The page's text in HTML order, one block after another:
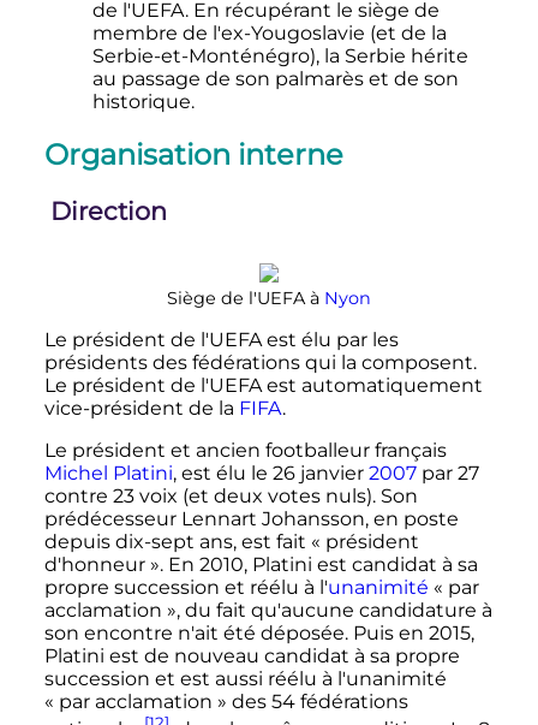
de l'UEFA. En récupérant le siège de
membre de l'ex-Yougoslavie (et de la
Serbie-et-Monténégro), la Serbie hérite
au passage de son palmarès et de son
historique.
Organisation interne
Direction
Siège de l'UEFA à Nyon
Le président de l'UEFA est élu par les
présidents des fédérations qui la composent.
Le président de l'UEFA est automatiquement
vice-président de la FIFA.
Le président et ancien footballeur français
Michel Platini, est élu le 26 janvier 2007par 27
contre 23 voix (et deux votes nuls). Son
prédécesseur Lennart Johansson, en poste
depuis dix-sept ans, est fait « président
d'honneur ». En 2010, Platini est candidat à sa
propre succession et réélu à l'unanimité « par
acclamation », du fait qu'aucune candidature à
son encontre n'ait été déposée. Puis en 2015,
Platini est de nouveau candidat à sa propre
succession et est aussi réélu à l'unanimité
« par acclamation » des 54 fédérations